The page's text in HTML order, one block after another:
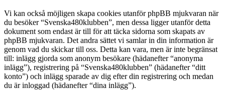
Vi kan också möjligen skapa cookies utanför phpBB mjukvaran när
du besöker “Svenska480klubben”, men dessa ligger utanför detta
dokument som endast är till för att täcka sidorna som skapats av
phpBB mjukvaran. Det andra sättet vi samlar in din information är
genom vad du skickar till oss. Detta kan vara, men är inte begränsat
till: inlägg gjorda som anonym besökare (hädanefter “anonyma
inlägg”), registrering på “Svenska480klubben” (hädanefter “ditt
konto”) och inlägg sparade av dig efter din registrering och medan
du är inloggad (hädanefter “dina inlägg”).